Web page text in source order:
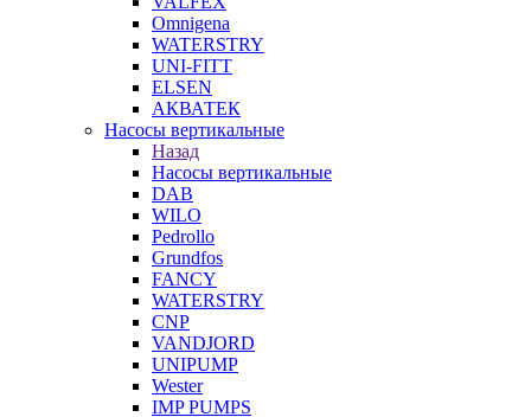
Omnigena
WATERSTRY
UNI-FITT
ELSEN
АКВАТЕК
Насосы вертикальные
Назад
Насосы вертикальные
DAB
WILO
Pedrollo
Grundfos
FANCY
WATERSTRY
CNP
VANDJORD
UNIPUMP
Wester
IMP PUMPS